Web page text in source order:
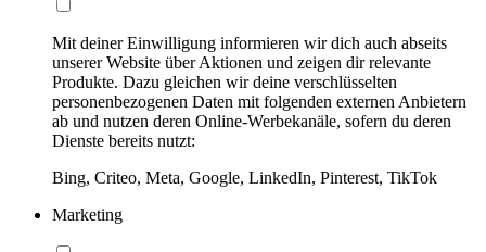
Mit deiner Einwilligung informieren wir dich auch abseits
unserer Website über Aktionen und zeigen dir relevante
Produkte. Dazu gleichen wir deine verschlüsselten
personenbezogenen Daten mit folgenden externen Anbietern
ab und nutzen deren Online-Werbekanäle, sofern du deren
Dienste bereits nutzt:
Bing, Criteo, Meta, Google, LinkedIn, Pinterest, TikTok
Marketing